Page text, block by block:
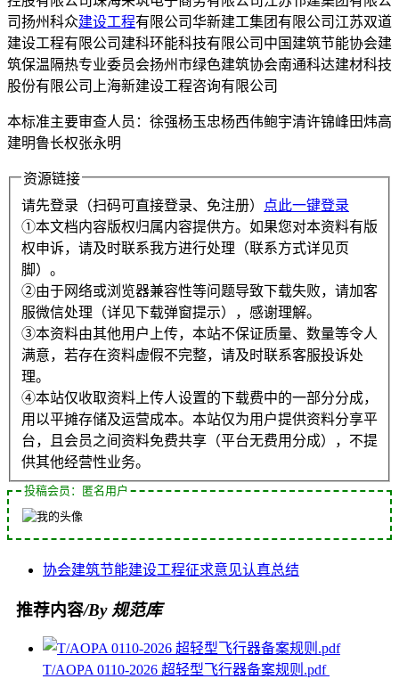
司扬州科众建设工程有限公司华新建工集团有限公司江苏双道
建设工程有限公司建科环能科技有限公司中国建筑节能协会建
筑保温隔热专业委员会扬州市绿色建筑协会南通科达建材科技
股份有限公司上海新建设工程咨询有限公司
本标准主要审查人员：徐强杨玉忠杨西伟鲍宇清许锦峰田炜高
建明鲁长权张永明
资源链接
请先登录（扫码可直接登录、免注册）
点此一键登录
①本文档内容版权归属内容提供方。如果您对本资料有版
权申诉，请及时联系我方进行处理（联系方式详见页
脚）。
②由于网络或浏览器兼容性等问题导致下载失败，请加客
服微信处理（详见下载弹窗提示），感谢理解。
③本资料由其他用户上传，本站不保证质量、数量等令人
满意，若存在资料虚假不完整，请及时联系客服投诉处
理。
④本站仅收取资料上传人设置的下载费中的一部分分成，
用以平摊存储及运营成本。本站仅为用户提供资料分享平
台，且会员之间资料免费共享（平台无费用分成），不提
供其他经营性业务。
投稿会员：匿名用户
协会建筑节能建设工程征求意见认真总结
推荐内容/By 规范库
T/AOPA 0110-2026 超轻型飞行器备案规则.pdf